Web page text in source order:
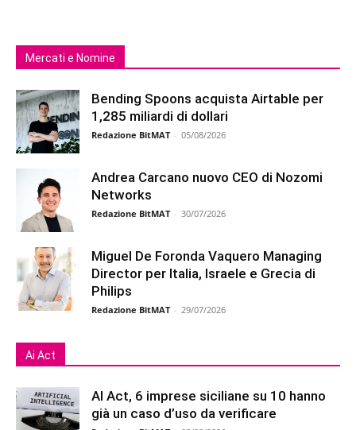
Mercati e Nomine
Bending Spoons acquista Airtable per
1,285 miliardi di dollari
Redazione BitMAT - 05/08/2026
Andrea Carcano nuovo CEO di Nozomi
Networks
Redazione BitMAT - 30/07/2026
Miguel De Foronda Vaquero Managing
Director per Italia, Israele e Grecia di
Philips
Redazione BitMAT - 29/07/2026
Ai Act
AI Act, 6 imprese siciliane su 10 hanno
già un caso d’uso da verificare